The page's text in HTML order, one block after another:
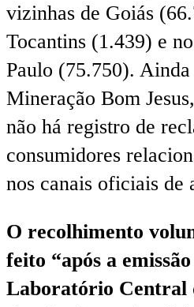
vizinhas de Goiás
Tocantins (1.439) e
Paulo (75.750). Ainda
Mineração Bom
não há registro de
consumidores
nos canais oficiais de
O recolhimento
feito “após a
Laboratório Central